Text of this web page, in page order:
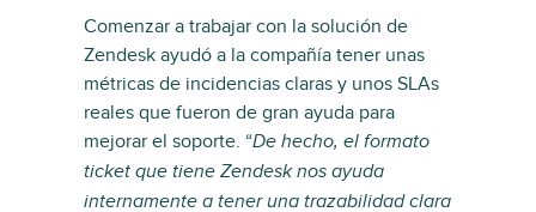
Comenzar a trabajar con la solución de
Zendesk ayudó a la compañía tener unas
métricas de incidencias claras y unos SLAs
reales que fueron de gran ayuda para
mejorar el soporte. “De hecho, el formato
ticket que tiene Zendesk nos ayuda
internamente a tener una trazabilidad clara